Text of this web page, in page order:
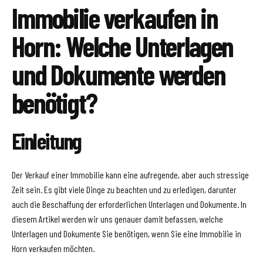
Immobilie verkaufen in
Horn: Welche Unterlagen
und Dokumente werden
benötigt?
Einleitung
Der Verkauf einer Immobilie kann eine aufregende, aber auch stressige
Zeit sein. Es gibt viele Dinge zu beachten und zu erledigen, darunter
auch die Beschaffung der erforderlichen Unterlagen und Dokumente. In
diesem Artikel werden wir uns genauer damit befassen, welche
Unterlagen und Dokumente Sie benötigen, wenn Sie eine Immobilie in
Horn verkaufen möchten.